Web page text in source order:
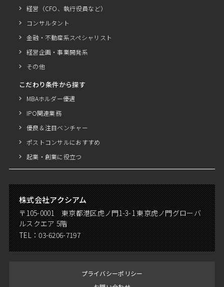
経営（CFO、執行役員など）
コンサルタント
金融・不動産系スペシャリスト
経営企画・事業開発系
その他
こだわり条件から探す
MBAホルダー優遇
IPO関連業務
優良＆注目ベンチャー
ポストコンサルにおすすめ
起業・創業に役立つ
株式会社アクシアム
〒105-0001 東京都港区虎ノ門1-3-1 東京虎ノ門グローバ
ルスクエア 5階
TEL：03-6206-7197
プライバシーポリシー